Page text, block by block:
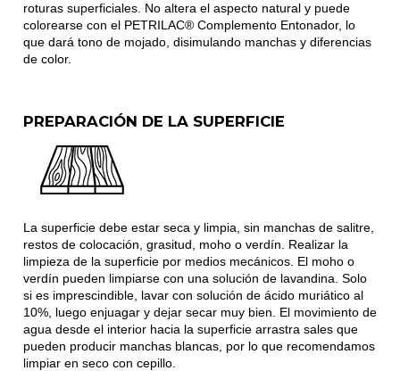
roturas superficiales. No altera el aspecto natural y puede
colorearse con el PETRILAC® Complemento Entonador, lo
que dará tono de mojado, disimulando manchas y diferencias
de color.
PREPARACIÓN DE LA SUPERFICIE
La superficie debe estar seca y limpia, sin manchas de salitre,
restos de colocación, grasitud, moho o verdín. Realizar la
limpieza de la superficie por medios mecánicos. El moho o
verdín pueden limpiarse con una solución de lavandina. Solo
si es imprescindible, lavar con solución de ácido muriático al
10%, luego enjuagar y dejar secar muy bien. El movimiento de
agua desde el interior hacia la superficie arrastra sales que
pueden producir manchas blancas, por lo que recomendamos
limpiar en seco con cepillo.